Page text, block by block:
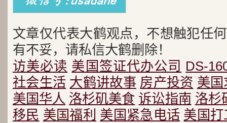
文章仅代表大鹤观点，不想触犯任
有不妥，请私信大鹤删除！
访美必读 美国签证代办公司 DS-
社会生活 大鹤讲故事 房产投资 美
美国华人 洛杉矶美食 诉讼指南 洛杉
移民 美国福利 美国紧急电话 美国